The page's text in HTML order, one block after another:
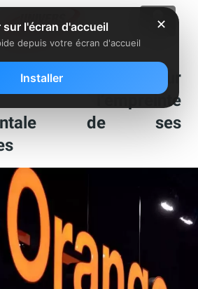
avec Engie pour
l’empreinte
de ses
✕
sur l'écran d'accueil
depuis votre écran d'accueil
Installer